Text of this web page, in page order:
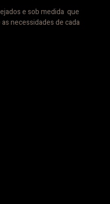
e sob medida que
necessidades de cada